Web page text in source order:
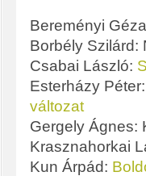
Bereményi
Borbély Szilárd:
Csabai László:
Esterházy Péter:
változat
Gergely Ágnes:
Krasznahorkai
Kun Árpád: